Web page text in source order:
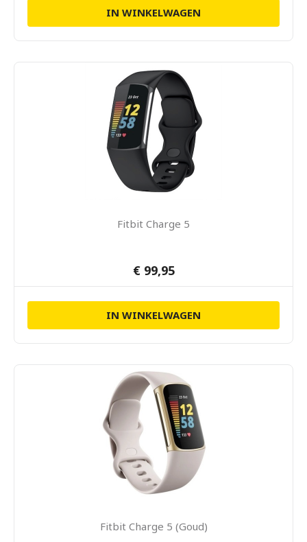
IN WINKELWAGEN
Fitbit Charge 5
€ 99,95
IN WINKELWAGEN
Fitbit Charge 5 (Goud)